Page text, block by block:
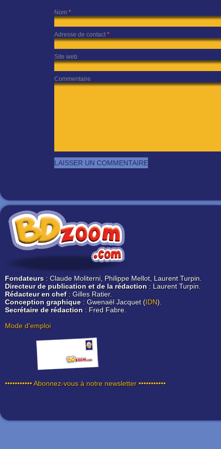
Nom *
Adresse de contact *
Site web
Commentaire
Fondateurs : Claude Moliterni, Philippe Mellot, Laurent Turpin.
Directeur de publication et de la rédaction : Laurent Turpin.
Rédacteur en chef: Gilles Ratier.
Conception graphique: Gwenaël Jacquet (IDN).
Secrétaire de rédaction : Fred Fabre.
Mode d'emploi
••••••••••• Abonnez-vous à notre newsletter •••••••••••